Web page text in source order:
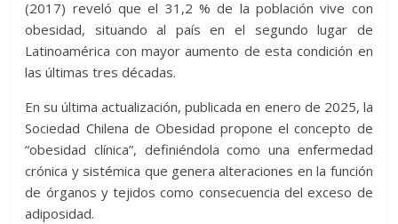
(2017) reveló que el 31,2 % de la población vive con
obesidad, situando al país en el segundo lugar de
Latinoamérica con mayor aumento de esta condición en
las últimas tres décadas.
En su última actualización, publicada en enero de 2025, la
Sociedad Chilena de Obesidad propone el concepto de
“obesidad clínica”, definiéndola como una enfermedad
crónica y sistémica que genera alteraciones en la función
de órganos y tejidos como consecuencia del exceso de
adiposidad.